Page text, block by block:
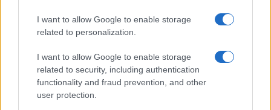
I want to allow Google to enable storage
related to personalization.
I want to allow Google to enable storage
related to security, including authentication
functionality and fraud prevention, and other
user protection.
Stade Toulousain : Match amical, date de
reprise, stage... le programme complet
de l'été
06.07 à 12h00
Stade Toulousain : "L'une des plus
compliquées", Romain Ntamack revient
sur une saison "particulière"